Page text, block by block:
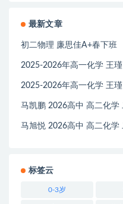
最新文章
初二物理 廉思佳A+春下班
2025-2026年高一化学 王
2025-2026年高一化学 王
马凯鹏 2026高中 高二化学
马旭悦 2026高中 高二化学
标签云
0-3岁